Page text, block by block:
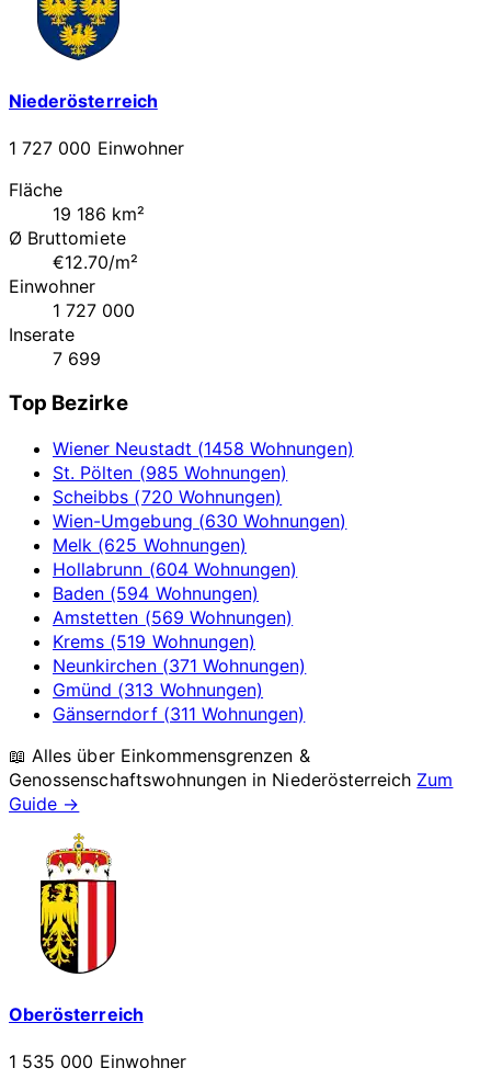
Niederösterreich
1 727 000 Einwohner
Fläche
19 186 km²
Ø Bruttomiete
€12.70/m²
Einwohner
1 727 000
Inserate
7 699
Top Bezirke
Wiener Neustadt (1458 Wohnungen)
St. Pölten (985 Wohnungen)
Scheibbs (720 Wohnungen)
Wien-Umgebung (630 Wohnungen)
Melk (625 Wohnungen)
Hollabrunn (604 Wohnungen)
Baden (594 Wohnungen)
Amstetten (569 Wohnungen)
Krems (519 Wohnungen)
Neunkirchen (371 Wohnungen)
Gmünd (313 Wohnungen)
Gänserndorf (311 Wohnungen)
📖 Alles über Einkommensgrenzen &
Genossenschaftswohnungen in Niederösterreich Zum
Guide →
Oberösterreich
1 535 000 Einwohner